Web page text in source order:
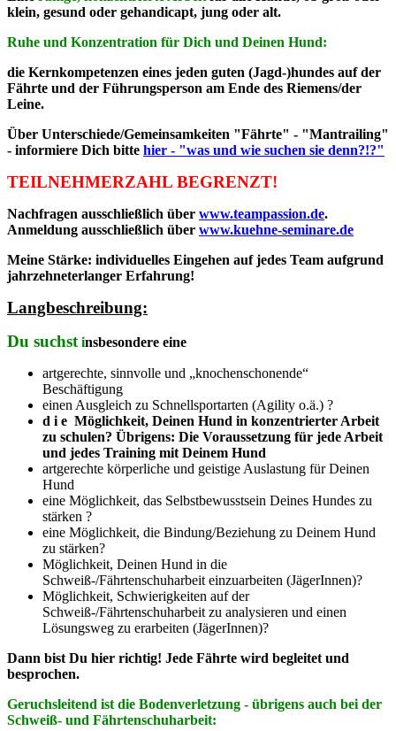
klein, gesund oder gehandicapt, jung oder alt.
Ruhe und Konzentration für Dich und Deinen Hund:
die Kernkompetenzen eines jeden guten (Jagd-)hundes auf der
Fährte und der Führungsperson am Ende des Riemens/der
Leine.
Über Unterschiede/Gemeinsamkeiten "Fährte" - "Mantrailing"
- informiere Dich bitte hier - "was und wie suchen sie denn?!?"
TEILNEHMERZAHL BEGRENZT!
Nachfragen ausschließlich über www.teampassion.de.
Anmeldung ausschließlich über www.kuehne-seminare.de
Meine Stärke: individuelles Eingehen auf jedes Team aufgrund
jahrzehneterlanger Erfahrung!
Langbeschreibung:
Du suchstinsbesondere eine
artgerechte, sinnvolle und „knochenschonende“
Beschäftigung
einen Ausgleich zu Schnellsportarten (Agility o.ä.) ?
d i e Möglichkeit, Deinen Hund in konzentrierter Arbeit
zu schulen? Übrigens: Die Voraussetzung für jede Arbeit
und jedes Training mit Deinem Hund
artgerechte körperliche und geistige Auslastung für Deinen
Hund
eine Möglichkeit, das Selbstbewusstsein Deines Hundes zu
stärken ?
eine Möglichkeit, die Bindung/Beziehung zu Deinem Hund
zu stärken?
Möglichkeit, Deinen Hund in die
Schweiß-/Fährtenschuharbeit einzuarbeiten (JägerInnen)?
Möglichkeit, Schwierigkeiten auf der
Schweiß-/Fährtenschuharbeit zu analysieren und einen
Lösungsweg zu erarbeiten (JägerInnen)?
Dann bist Du hier richtig! Jede Fährte wird begleitet und
besprochen.
Geruchsleitend ist die Bodenverletzung - übrigens auch bei der
Schweiß- und Fährtenschuharbeit: